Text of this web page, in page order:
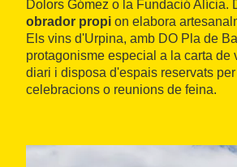
Dolors Gómez o la Fundació Alícia.
obrador propi on elabora
Els vins d'Urpina, amb DO Pla de
protagonisme especial a la carta de
diari i disposa d'espais reservats
celebracions o reunions de feina.